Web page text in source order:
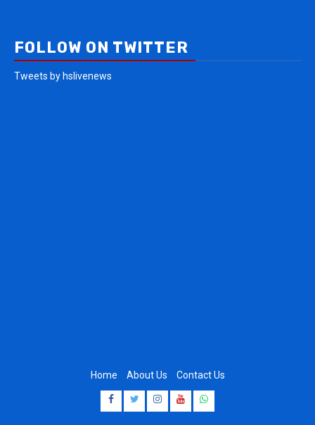
FOLLOW ON TWITTER
Tweets by hslivenews
Home About Us Contact Us
Facebook
Twitter
Instagram
Youtube
Whatsapp